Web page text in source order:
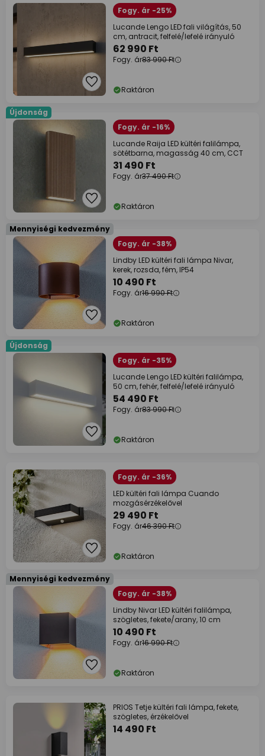
Fogy. ár -25%
Lucande Lengo LED fali világítás, 50
cm, antracit, felfelé/lefelé irányuló
62 990 Ft
Fogy. ár83 990 Ft
Raktáron
Újdonság
Fogy. ár -16%
Lucande Raija LED kültéri falilámpa,
sötétbarna, magasság 40 cm, CCT
31 490 Ft
Fogy. ár37 490 Ft
Raktáron
Mennyiségi kedvezmény
Fogy. ár -38%
Lindby LED kültéri fali lámpa Nivar,
kerek, rozsda, fém, IP54
10 490 Ft
Fogy. ár16 990 Ft
Raktáron
Újdonság
Fogy. ár -35%
Lucande Lengo LED kültéri falilámpa,
50 cm, fehér, felfelé/lefelé irányuló
54 490 Ft
Fogy. ár83 990 Ft
Raktáron
Fogy. ár -36%
LED kültéri fali lámpa Cuando
mozgásérzékelővel
29 490 Ft
Fogy. ár46 390 Ft
Raktáron
Mennyiségi kedvezmény
Fogy. ár -38%
Lindby Nivar LED kültéri falilámpa,
szögletes, fekete/arany, 10 cm
10 490 Ft
Fogy. ár16 990 Ft
Raktáron
PRIOS Tetje kültéri fali lámpa, fekete,
szögletes, érzékelővel
14 490 Ft